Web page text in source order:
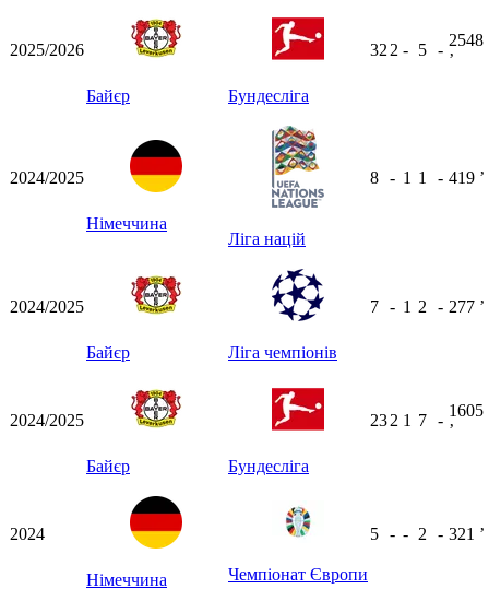
2025/2026
Байєр Бундесліга
32 2 - 5 -
2548
ʼ
2024/2025
Німеччина
Ліга націй
8 - 1 1 - 419 ʼ
2024/2025
Байєр Ліга чемпіонів
7 - 1 2 - 277 ʼ
2024/2025
Байєр Бундесліга
232 1 7 -
1605
ʼ
2024
Німеччина Чемпіонат Європи
5 - - 2 - 321 ʼ